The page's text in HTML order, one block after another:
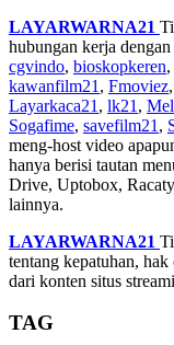
LAYARWARNA21
hubungan kerja
cgvindo, bioskopkeren,
kawanfilm21 , Fmoviez,
Layarkaca21 , lk21 ,
Sogafime, savefilm21 ,
meng-host video
hanya berisi tautan
Drive, Uptobox,
lainnya.
LAYARWARNA21
tentang kepatuhan,
dari konten situs
TAG